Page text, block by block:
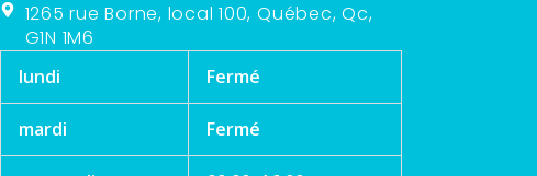
1265 rue Borne, local 100, Québec, Qc,
G1N 1M6
lundi Fermé
mardi Fermé